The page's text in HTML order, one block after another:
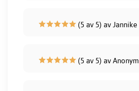
(5 av 5) av Jannike
(5 av 5) av Anonym